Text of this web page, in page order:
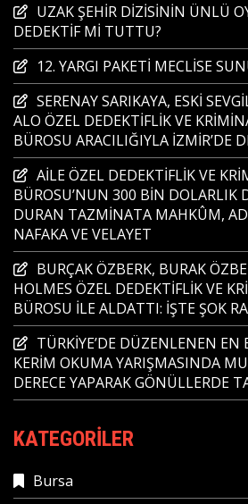
UZAK ŞEHİR DİZİSİNİN ÜNLÜ
DEDEKTİF Mİ TUTTU?
12. YARGI PAKETİ MECLİSE
SERENAY SARIKAYA, ESKİ
ALO ÖZEL DEDEKTİFLİK VE
BÜROSU ARACILIĞIYLA İZMİR’DE
AİLE ÖZEL DEDEKTİFLİK VE
BÜROSU’NUN 300 BİN DOLARLIK
DURAN TAZMİNATA MAHKÛM,
NAFAKA VE VELAYET
BURÇAK ÖZBERK, BURAK
HOLMES ÖZEL DEDEKTİFLİK VE
BÜROSU İLE ALDATTI: İŞTE ŞOK
TÜRKİYE’DE DÜZENLENEN EN
KERİM OKUMA YARIŞMASINDA
DERECE YAPARAK GÖNÜLLERDE
KATEGORILER
Bursa